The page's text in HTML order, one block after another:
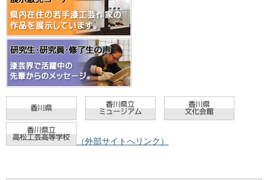
（外部サイトへリンク）